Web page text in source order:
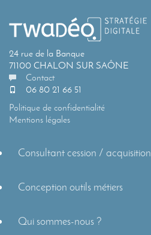
24 rue de la Banque
71100 CHALON SUR SAÔNE
Contact
06 80 21 66 51
Politique de confidentialité
Mentions légales
Consultant cession / acquisition
Conception outils métiers
Qui sommes-nous ?